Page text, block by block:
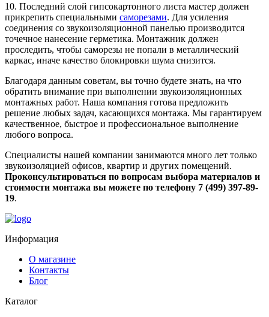
10. Последний слой гипсокартонного листа мастер должен
прикрепить специальными саморезами. Для усиления
соединения со звукоизоляционной панелью производится
точечное нанесение герметика. Монтажник должен
проследить, чтобы саморезы не попали в металлический
каркас, иначе качество блокировки шума снизится.
Благодаря данным советам, вы точно будете знать, на что
обратить внимание при выполнении звукоизоляционных
монтажных работ. Наша компания готова предложить
решение любых задач, касающихся монтажа. Мы гарантируем
качественное, быстрое и профессиональное выполнение
любого вопроса.
Специалисты нашей компании занимаются много лет только
звукоизоляцией офисов, квартир и других помещений.
Проконсультироваться по вопросам выбора материалов и
стоимости монтажа вы можете по телефону 7 (499) 397-89-
19.
Информация
О магазине
Контакты
Блог
Каталог